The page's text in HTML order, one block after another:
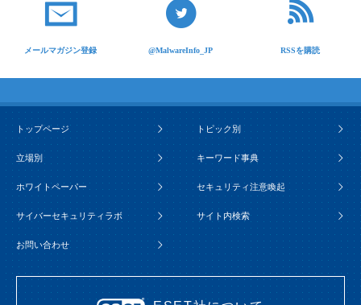
メールマガジン登録 @MalwareInfo_JP RSSを購読
トップページ トピック別
立場別 キーワード事典
ホワイトペーパー セキュリティ注意喚起
サイバーセキュリティラボ サイト内検索
お問い合わせ